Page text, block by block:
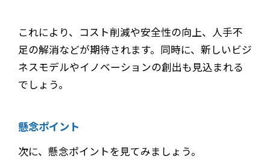
これにより、コスト削減や安全性の向上、人手不
足の解消などが期待されます。同時に、新しいビジ
ネスモデルやイノベーションの創出も見込まれる
でしょう。
懸念ポイント
次に、懸念ポイントを見てみましょう。